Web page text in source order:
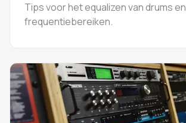
Tips voor het equalizen van drums en
frequentiebereiken.